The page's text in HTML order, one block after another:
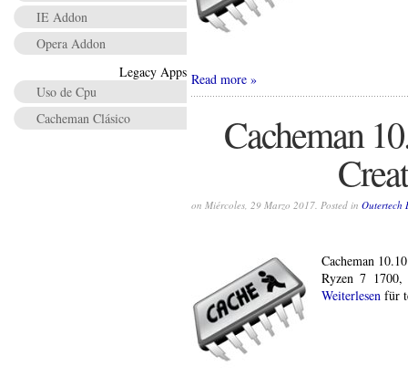
Read more
Cacheman
on Miércoles, 29 Marzo 2017. Posted in Outertech
Cacheman
Ryzen 7
Weiterlesen für
IE Addon
Opera Addon
Legacy Apps
Uso de Cpu
Cacheman Clásico